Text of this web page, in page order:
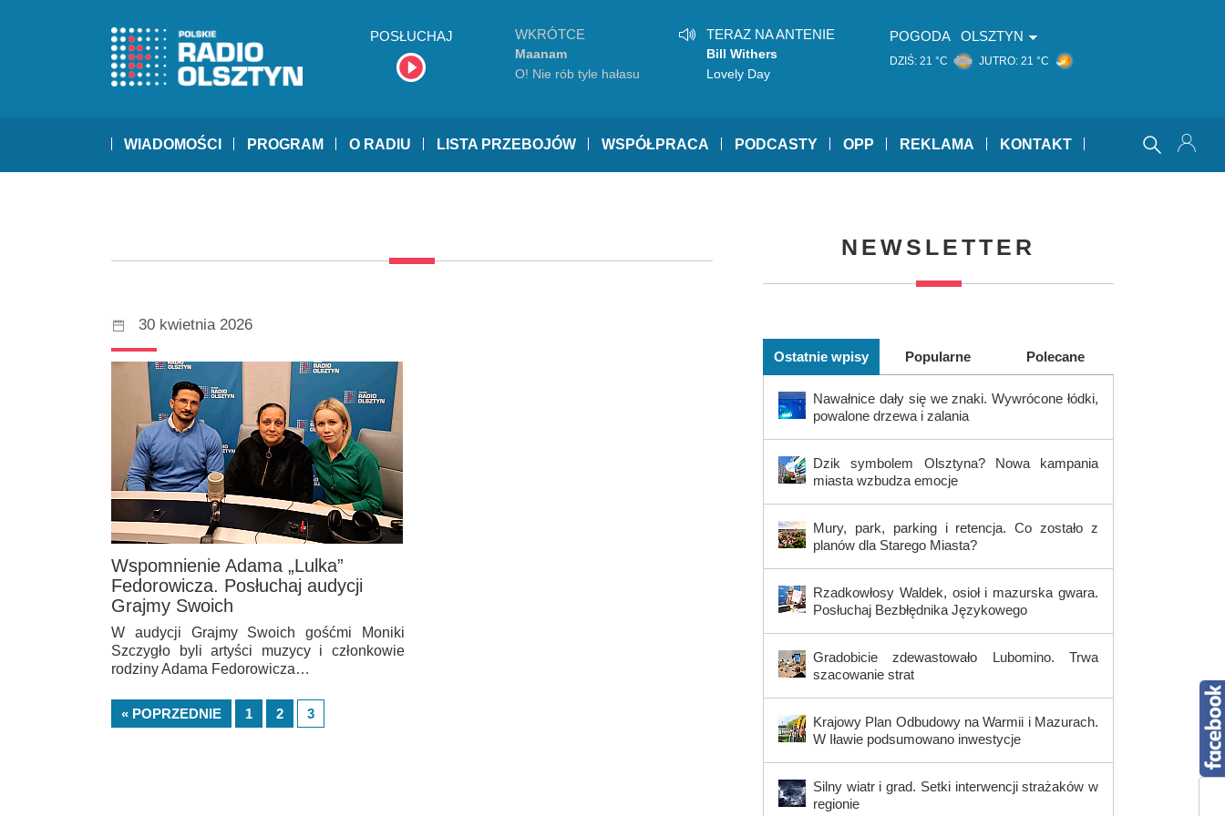
POSŁUCHAJ WKRÓTCE
Maanam
O! Nie rób tyle hałasu
TERAZ NA ANTENIE
Bill Withers
Lovely Day
POGODA OLSZTYN
DZIŚ: 21 °C JUTRO: 21 °C
WIADOMOŚCI PROGRAM O RADIU LISTA PRZEBOJÓW WSPÓŁPRACA PODCASTY OPP REKLAMA KONTAKT
30 kwietnia 2026
Wspomnienie Adama „Lulka”
Fedorowicza. Posłuchaj audycji
Grajmy Swoich
W audycji Grajmy Swoich gośćmi Moniki
Szczygło byli artyści muzycy i członkowie
rodziny Adama Fedorowicza…
« POPRZEDNIE 1 2 3
NEWSLETTER
Ostatnie wpisy Popularne Polecane
Nawałnice dały się we znaki. Wywrócone łódki,
powalone drzewa i zalania
Dzik symbolem Olsztyna? Nowa kampania
miasta wzbudza emocje
Mury, park, parking i retencja. Co zostało z
planów dla Starego Miasta?
Rzadkowłosy Waldek, osioł i mazurska gwara.
Posłuchaj Bezbłędnika Językowego
Gradobicie zdewastowało Lubomino. Trwa
szacowanie strat
Krajowy Plan Odbudowy na Warmii i Mazurach.
W Iławie podsumowano inwestycje
Silny wiatr i grad. Setki interwencji strażaków w
regionie